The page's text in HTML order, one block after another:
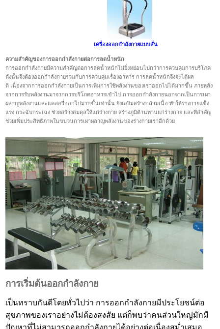
เครื่องออกกำลังกายแบบสั่น
ความสำคัญของการออกกำลังกายต่อการลดน้ำหนัก
การออกกำลังกายมีความสำคัญต่อการลดน้ำหนักไม่ยิ่งหย่อนไปกว่าการควบคุมการบริโภค
ดังนั้นจึงต้องออกกำลังกายร่วมกับการควบคุมเรื่องอาหาร การลดน้ำหนักจึงจะได้ผล
ดี เนื่องจากการออกกำลังกายเป็นการเพิ่มการใช้พลังงานของเราออกไปได้มากขึ้น ภายหลัง
จากการรับพลังงานมาจากการบริโภคอาหารเข้าไป การออกกำลังกายนอกจากเป็นการเผา
ผลาญพลังงานและแคลอรี่ออกไปมากฃึ้นเท่านั้น ยังเสริมสร้างกล้ามเนื้อ ทำให้ร่างกายแข็ง
แรง กระฉับกระเฉง ช่วยสร้างสมดุลให้แก่ร่างกาย สร้างภูมิต้านทานแก่ร่างกาย และที่สำคัญ
ช่วยเพิ่มประสิทธิภาพในขบวนการเผาผลาญพลังงานของร่างกายเราอีกด้วย
การเริ่มต้นออกกำลังกาย
เป็นทราบกันดีโดยทั่วไปว่า การออกกำลังกายมีประโยชน์ต่อ
สุขภาพของเราอย่างไม่ต้องสงสัย แต่ก็พบว่าคนส่วนใหญ่มักมี